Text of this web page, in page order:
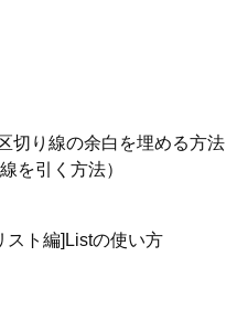
切り線の余白を埋める方法
を引く方法）
スト編]Listの使い方